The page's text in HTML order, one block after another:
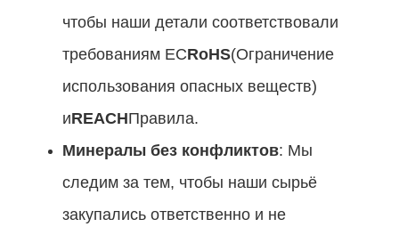
чтобы наши детали соответствовали
требованиям ЕСRoHS(Ограничение
использования опасных веществ)
иREACHПравила.
Минералы без конфликтов: Мы
следим за тем, чтобы наши сырьё
закупались ответственно и не